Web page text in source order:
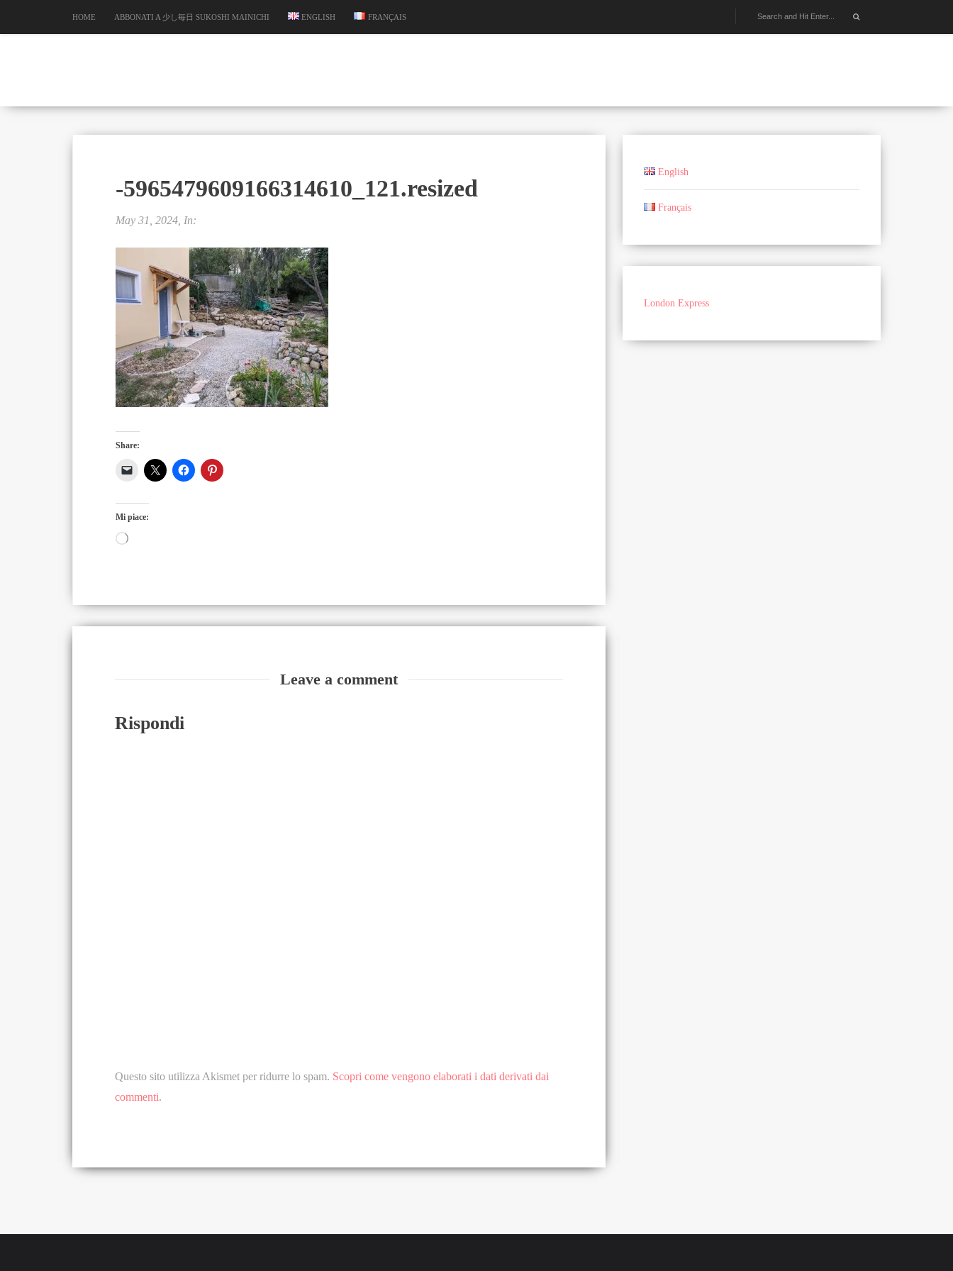
HOME ABBONATI A 少し毎日 SUKOSHI MAINICHI ENGLISH FRANÇAIS
-5965479609166314610_121.resized
May 31, 2024, In:
Share:
Mi piace:
Caricamento
Leave a comment
Rispondi
Questo sito utilizza Akismet per ridurre lo spam. Scopri come vengono elaborati i dati derivati dai
commenti.
English
Français
London Express